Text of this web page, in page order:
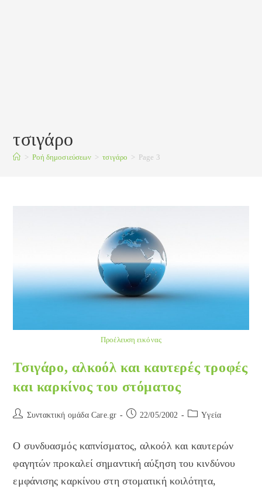
τσιγάρο
> Ροή δημοσιεύσεων > τσιγάρο > Page 3
Προέλευση εικόνας
Τσιγάρο, αλκοόλ και καυτερές τροφές
και καρκίνος του στόματος
Post Συντακτική ομάδα Care.gr
Post 22/05/2002
PostYγεία
Ο συνδυασμός καπνίσματος, αλκοόλ και καυτερών
φαγητών προκαλεί σημαντική αύξηση του κινδύνου
εμφάνισης καρκίνου στη στοματική κοιλότητα,